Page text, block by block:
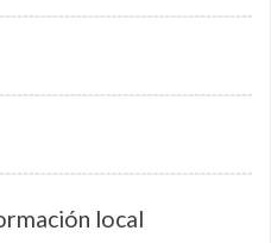
local